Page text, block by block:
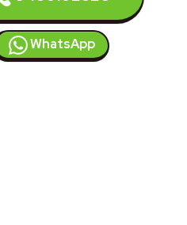
WhatsApp